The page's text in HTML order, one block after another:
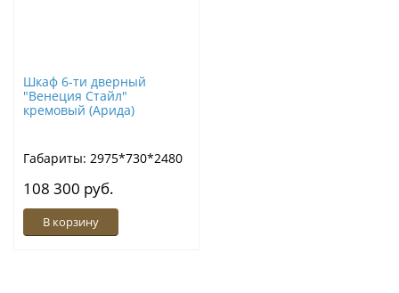
Шкаф 6-ти дверный
"Венеция Стайл"
кремовый (Арида)
Габариты: 2975*730*2480
108 300 руб.
В корзину